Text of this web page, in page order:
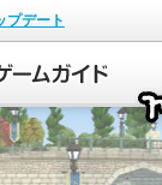
プデート